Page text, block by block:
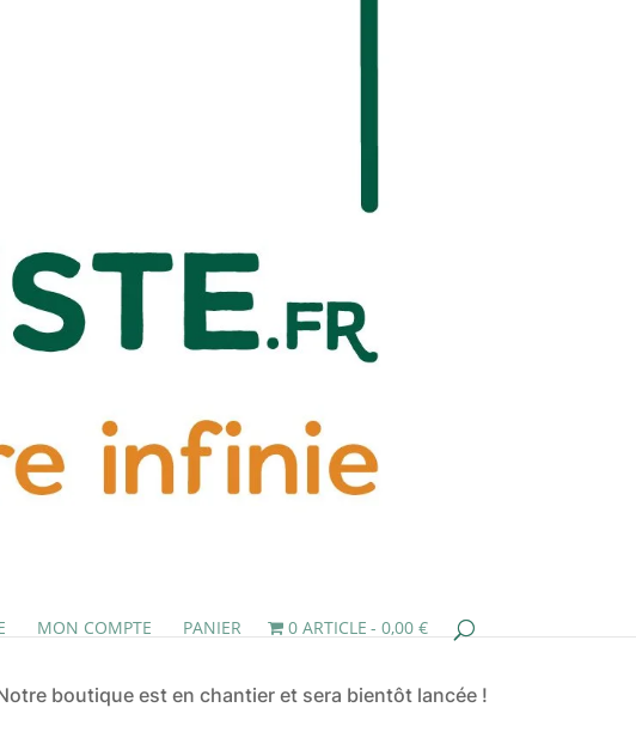
MON COMPTE PANIER 0 ARTICLE 0,00 €
boutique est en chantier et sera bientôt lancée !